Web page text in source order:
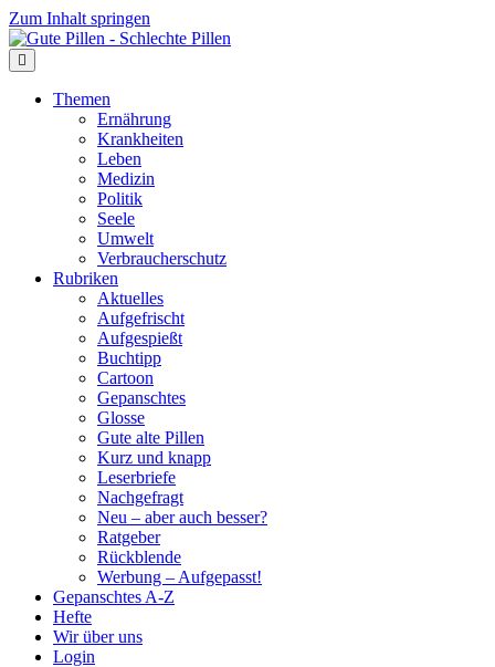
Zum Inhalt springen
Themen
Ernährung
Krankheiten
Leben
Medizin
Politik
Seele
Umwelt
Verbraucherschutz
Rubriken
Aktuelles
Aufgefrischt
Aufgespießt
Buchtipp
Cartoon
Gepanschtes
Glosse
Gute alte Pillen
Kurz und knapp
Leserbriefe
Nachgefragt
Neu – aber auch besser?
Ratgeber
Rückblende
Werbung – Aufgepasst!
Gepanschtes A-Z
Hefte
Wir über uns
Login